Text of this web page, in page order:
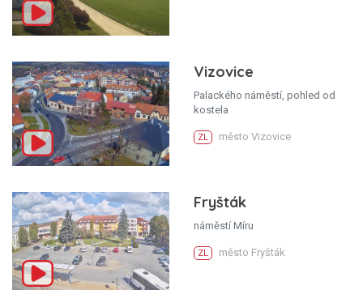
Vizovice
Palackého náměstí, pohled od
kostela
ZL město Vizovice
Fryšták
náměstí Míru
ZL město Fryšták